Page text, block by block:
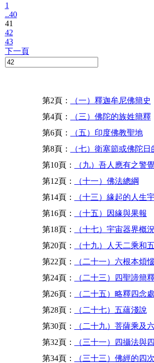
1
..40
41
42
43
下一頁
第2頁：
（一）釋迦牟尼佛簡史
第4頁：
（三）佛陀的族姓簡釋
第6頁：
（五）印度佛教聖地
第8頁：
（七）衛塞節或佛陀日
第10頁：
（九）吾人應有之警
第12頁：
（十一）佛法總綱
第14頁：
（十三）緣起的人生
第16頁：
（十五）因緣與果報
第18頁：
（十七）宇宙器界概況
第20頁：
（十九）人天二乘和
第22頁：
（二十一）六根本煩惱
第24頁：
（二十三）四聖諦簡
第26頁：
（二十五）略釋四念處
第28頁：
（二十七）五蘊淺說
第30頁：
（二十九）菩薩乘及
第32頁：
（三十一）四攝法與
第34頁：
（三十三）佛經的四